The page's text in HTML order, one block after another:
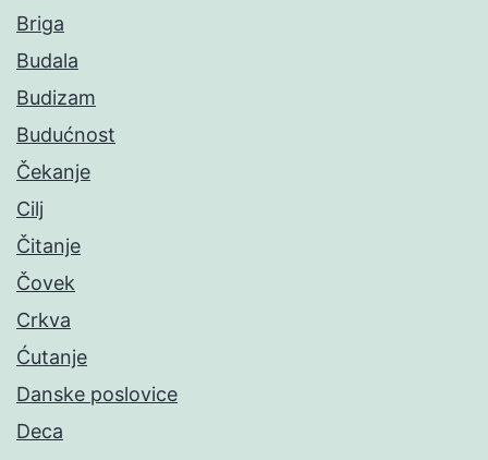
Briga
Budala
Budizam
Budućnost
Čekanje
Cilj
Čitanje
Čovek
Crkva
Ćutanje
Danske poslovice
Deca